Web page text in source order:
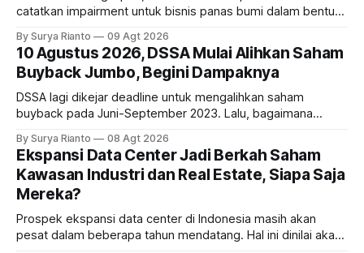
catatkan impairment untuk bisnis panas bumi dalam bentuk
bisnis UNTR?
By Surya Rianto 09 Agt 2026
10 Agustus 2026, DSSA Mulai Alihkan Saham
Buyback Jumbo, Begini Dampaknya
DSSA lagi dikejar deadline untuk mengalihkan saham
buyback pada Juni-September 2023. Lalu, bagaimana
By Surya Rianto 08 Agt 2026
Ekspansi Data Center Jadi Berkah Saham
Kawasan Industri dan Real Estate, Siapa Saja
Mereka?
Prospek ekspansi data center di Indonesia masih akan
pesat dalam beberapa tahun mendatang. Hal ini dinilai akan